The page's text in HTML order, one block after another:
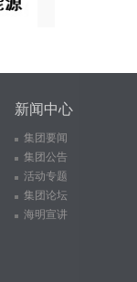
新闻中心
集团要闻
集团公告
活动专题
集团论坛
海明宣讲